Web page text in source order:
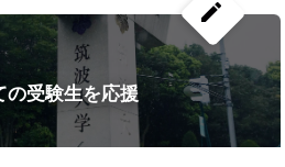
create
の受験生を応援